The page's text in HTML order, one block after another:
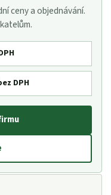
ceny a objednávání.
DPH